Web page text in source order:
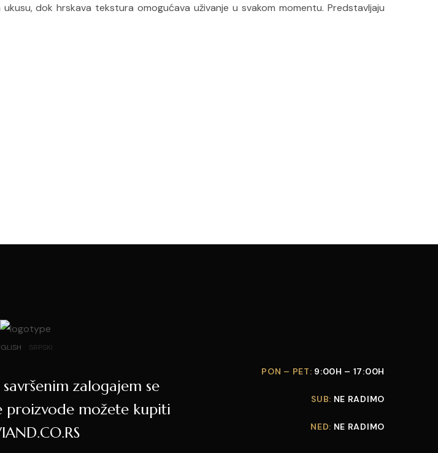
dok hrskava tekstura omogućava uživanje u svakom momentu. Predstavljaju
SRPSKI
zalogajem se
proizvode možete kupiti
PON – PET: 9:00H – 17:00H
SUB: NE RADIMO
NED: NE RADIMO